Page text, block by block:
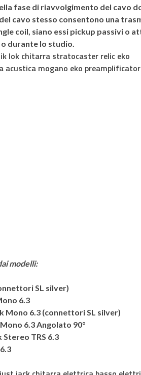
fase di riavvolgimento del cavo
cavo stesso consentono una
coil, siano essi pickup passivi o
durante lo studio.
modelli:
SL silver)
6.3
Mono 6.3 (connettori SL silver)
6.3 Angolato 90°
Stereo TRS 6.3